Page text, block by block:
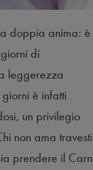
doppia anima: è
di
leggerezza
è infatti
un privilegio
non ama
prendere il